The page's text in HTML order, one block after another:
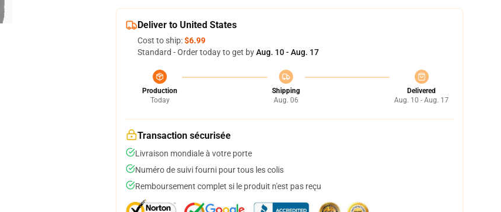
Deliver to United States
Cost to ship:$6.99
Standard - Order today to get byAug. 10 - Aug. 17
Production
Today
Shipping
Aug. 06
Delivered
Aug. 10 - Aug. 17
Transaction sécurisée
Livraison mondiale à votre porte
Numéro de suivi fourni pour tous les colis
Remboursement complet si le produit n'est pas reçu